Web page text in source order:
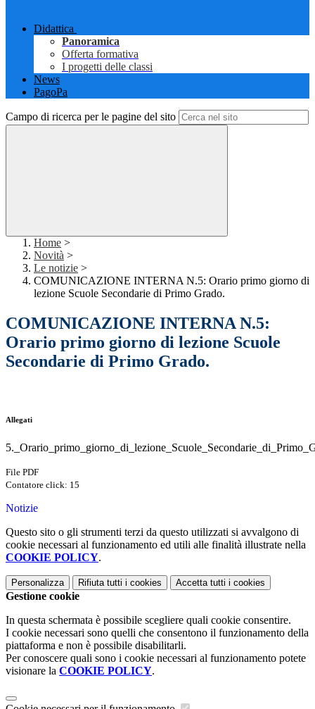
Didattica
Panoramica
Offerta formativa
I progetti delle classi
News
PagoPa
Campo di ricerca per le pagine del sito
Home >
Novità >
Le notizie >
COMUNICAZIONE INTERNA N.5: Orario primo giorno di
lezione Scuole Secondarie di Primo Grado.
COMUNICAZIONE INTERNA N.5:
Orario primo giorno di lezione Scuole
Secondarie di Primo Grado.
Allegati
File PDF
Contatore click: 15
Notizie
Questo sito o gli strumenti terzi da questo utilizzati si avvalgono di
cookie necessari al funzionamento ed utili alle finalità illustrate nella
COOKIE POLICY.
Personalizza Rifiuta tutti i cookies Accetta tutti i cookies
Gestione cookie
In questa schermata è possibile scegliere quali cookie consentire.
I cookie necessari sono quelli che consentono il funzionamento della
piattaforma e non è possibile disabilitarli.
Per conoscere quali sono i cookie necessari al funzionamento potete
visionare la COOKIE POLICY.